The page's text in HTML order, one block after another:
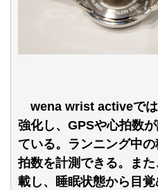
wena wrist activeでは
強化し、GPSや心拍数
ている。ランニング中
拍数を計測できる。ま
載し、睡眠状態から目